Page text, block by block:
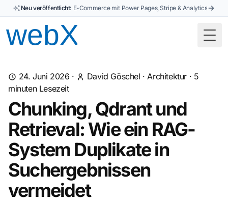
Neu veröffentlicht: E-Commerce mit Power Pages, Stripe & Analytics
24. Juni 2026 · David Göschel ·Architektur · 5
minuten Lesezeit
Chunking, Qdrant und
Retrieval: Wie ein RAG-
System Duplikate in
Suchergebnissen
vermeidet